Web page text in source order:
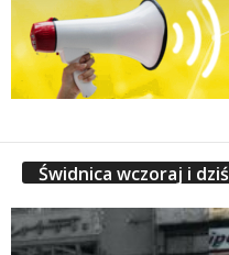
Świdnica wczoraj i dziś